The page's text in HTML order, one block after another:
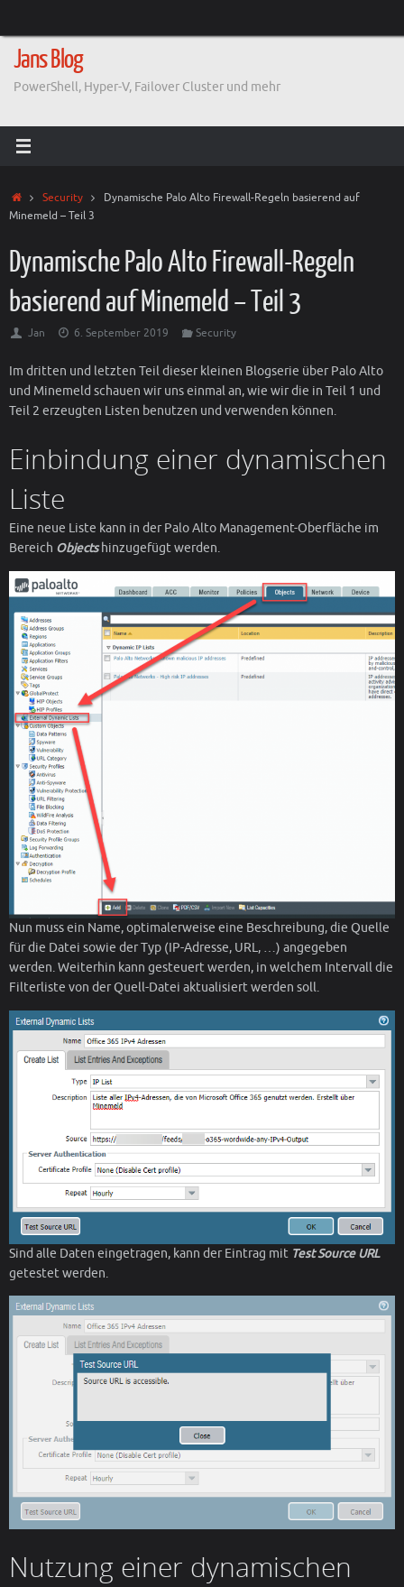
springen
Jans Blog
PowerShell, Hyper-V, Failover Cluster und mehr
StartSecurity
Dynamische Palo Alto Firewall-Regeln basierend auf
Minemeld – Teil 3
Dynamische Palo Alto Firewall-Regeln
basierend auf Minemeld – Teil 3
Jan 6. September 2019 Security
Im dritten und letzten Teil dieser kleinen Blogserie über Palo Alto
und Minemeld schauen wir uns einmal an, wie wir die in Teil 1 und
Teil 2 erzeugten Listen benutzen und verwenden können.
Einbindung einer dynamischen
Liste
Eine neue Liste kann in der Palo Alto Management-Oberfläche im
Bereich Objectshinzugefügt werden.
Nun muss ein Name, optimalerweise eine Beschreibung, die Quelle
für die Datei sowie der Typ (IP-Adresse, URL, …) angegeben
werden. Weiterhin kann gesteuert werden, in welchem Intervall die
Filterliste von der Quell-Datei aktualisiert werden soll.
Sind alle Daten eingetragen, kann der Eintrag mit Test Source URL
getestet werden.
Nutzung einer dynamischen